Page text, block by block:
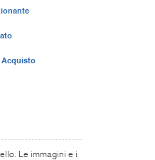
Acquisto
Le immagini e i